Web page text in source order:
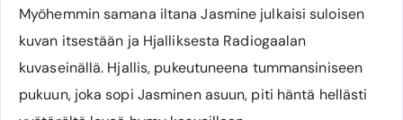
Myöhemmin samana iltana Jasmine julkaisi suloisen
kuvan itsestään ja Hjalliksesta Radiogaalan
kuvaseinällä. Hjallis, pukeutuneena tummansiniseen
pukuun, joka sopi Jasminen asuun, piti häntä hellästi